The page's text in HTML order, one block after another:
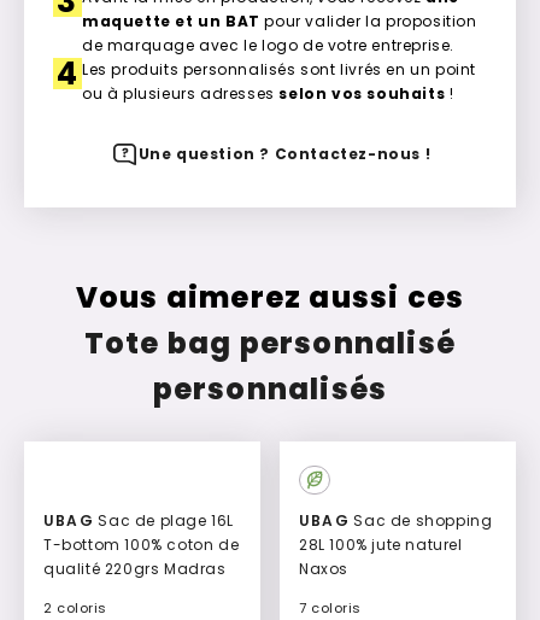
maquette et un BAT pour valider la proposition
de marquage avec le logo de votre entreprise.
4Les produits personnalisés sont livrés en un point
ou à plusieurs adresses selon vos souhaits !
Une question ? Contactez-nous !
Vous aimerez aussi ces
Tote bag personnalisé
personnalisés
UBAG Sac de plage 16L
T-bottom 100% coton de
qualité 220grs Madras
2 coloris
UBAG Sac de shopping
28L 100% jute naturel
Naxos
7 coloris